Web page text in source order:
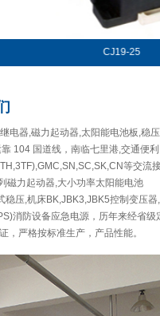
电器,磁力起动器,太阳能电池板,稳
104 国道线，南临七里港,交通便
等交流
磁力起动器,大小功率太阳能电池
压,机床BK,JBK3,JBK5控制变压
消防设备应急电源，历年来经省级
严格按标准生产，产品性能。